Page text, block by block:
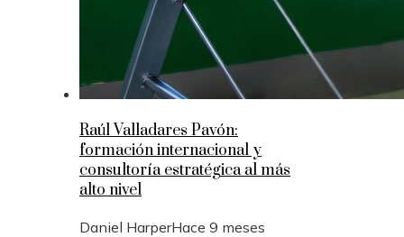
Raúl Valladares Pavón:
formación internacional y
consultoría estratégica al más
alto nivel
Daniel HarperHace 9 meses